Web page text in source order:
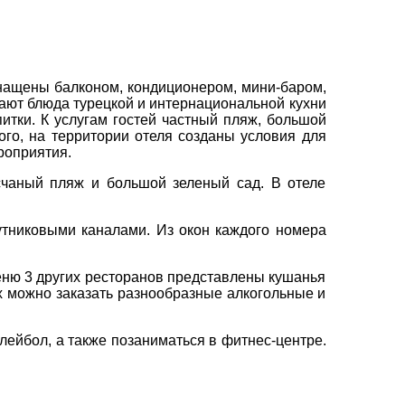
+38 (099) 180-32-43,
+38 (093) 180-32-43,
0800 33 01 80
Пн. - Пт. 9:00 - 18:00
Сб 10:00 - 15:00
балконом, кондиционером, мини-баром,
блюда турецкой и интернациональной кухни
К услугам гостей частный пляж, большой
на территории отеля созданы условия для
пляж и большой зеленый сад. В отеле
каналами. Из окон каждого номера
3 других ресторанов представлены кушанья
заказать разнообразные алкогольные и
а также позаниматься в фитнес-центре.